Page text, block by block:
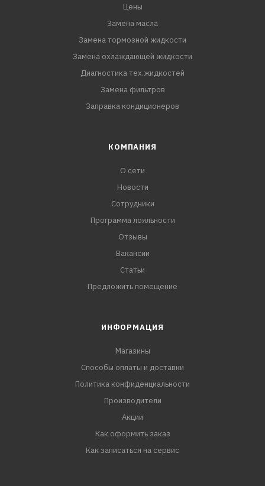
Цены
Замена масла
Замена тормозной жидкости
Замена охлаждающей жидкости
Диагностика тех.жидкостей
Замена фильтров
Заправка кондиционеров
КОМПАНИЯ
О сети
Новости
Сотрудники
Программа лояльности
Отзывы
Вакансии
Статьи
Предложить помещение
ИНФОРМАЦИЯ
Магазины
Способы оплаты и доставки
Политика конфиденциальности
Производители
Акции
Как оформить заказ
Как записаться на сервис